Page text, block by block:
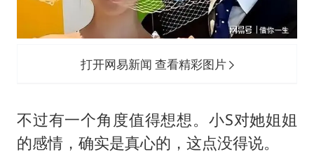
打开网易新闻 查看精彩图片
不过有一个角度值得想想。小S对她姐姐
的感情，确实是真心的，这点没得说。